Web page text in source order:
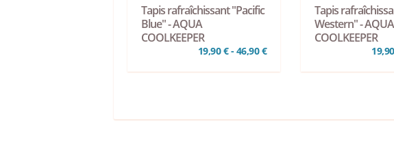
Tapis rafraîchissant "Pacific
Blue" - AQUA
COOLKEEPER
19,90 € - 46,90 €
Tapis
Western" - AQUA
COOLKEEPER